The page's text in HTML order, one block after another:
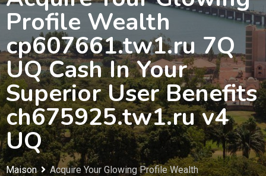
Profile Wealth
cp607661.tw1.ru 7Q
UQ Cash In Your
Superior User Benefits
ch675925.tw1.ru v4
UQ
Maison
Acquire Your Glowing Profile Wealth